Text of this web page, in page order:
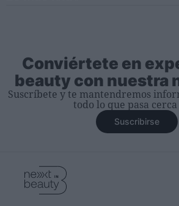
Conviértete en
beauty con nuestra
Suscríbete y te mantendremos
todo lo que pasa
Suscribirse